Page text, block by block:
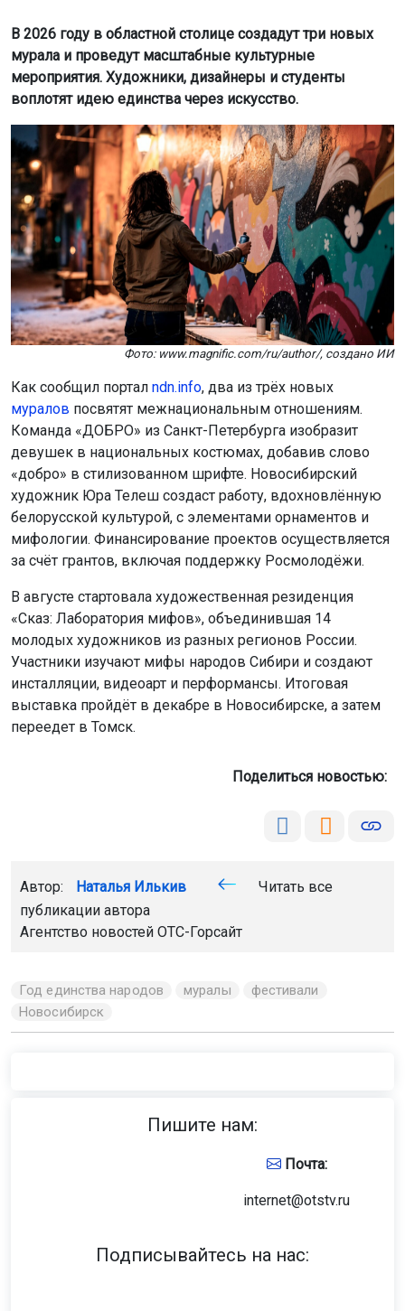
В 2026 году в областной столице создадут три новых
мурала и проведут масштабные культурные
мероприятия. Художники, дизайнеры и студенты
воплотят идею единства через искусство.
Фото: www.magnific.com/ru/author/, создано ИИ
Как сообщил портал ndn.info, два из трёх новых
муралов посвятят межнациональным отношениям.
Команда «ДОБРО» из Санкт-Петербурга изобразит
девушек в национальных костюмах, добавив слово
«добро» в стилизованном шрифте. Новосибирский
художник Юра Телеш создаст работу, вдохновлённую
белорусской культурой, с элементами орнаментов и
мифологии. Финансирование проектов осуществляется
за счёт грантов, включая поддержку Росмолодёжи.
В августе стартовала художественная резиденция
«Сказ: Лаборатория мифов», объединившая 14
молодых художников из разных регионов России.
Участники изучают мифы народов Сибири и создают
инсталляции, видеоарт и перформансы. Итоговая
выставка пройдёт в декабре в Новосибирске, а затем
переедет в Томск.
Поделиться новостью:
Автор: Наталья Илькив
Читать все
публикации автора
Агентство новостей ОТС-Горсайт
Год единства народов муралы
фестивали
Новосибирск
Пишите нам:
Почта:
internet@otstv.ru
Подписывайтесь на нас: